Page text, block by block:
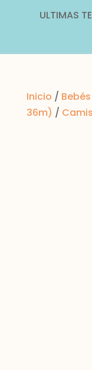
ULTIMAS
Inicio / Bebés
36m) /